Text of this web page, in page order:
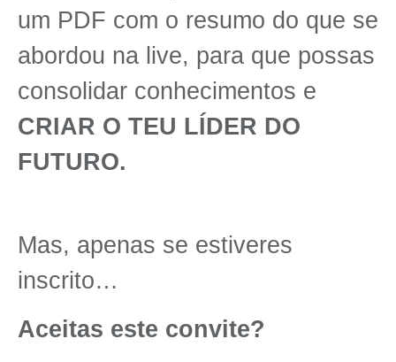
um PDF com o resumo do que se
abordou na live, para que possas
consolidar conhecimentos e
CRIAR O TEU LÍDER DO
FUTURO.
Mas, apenas se estiveres
inscrito…
Aceitas este convite?